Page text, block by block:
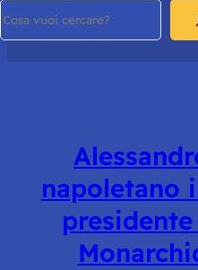
napoletano